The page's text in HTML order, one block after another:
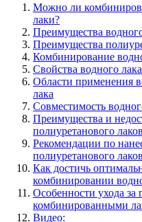
Можно ли
лаки?
Преимущества
Преимущества
Комбинирование
Свойства водного
Области применения
лака
Совместимость
Преимущества и
полиуретанового лаков
Рекомендации по
полиуретанового лаков
Как достичь
комбинировании
Особенности ухода
комбинированными
Видео: